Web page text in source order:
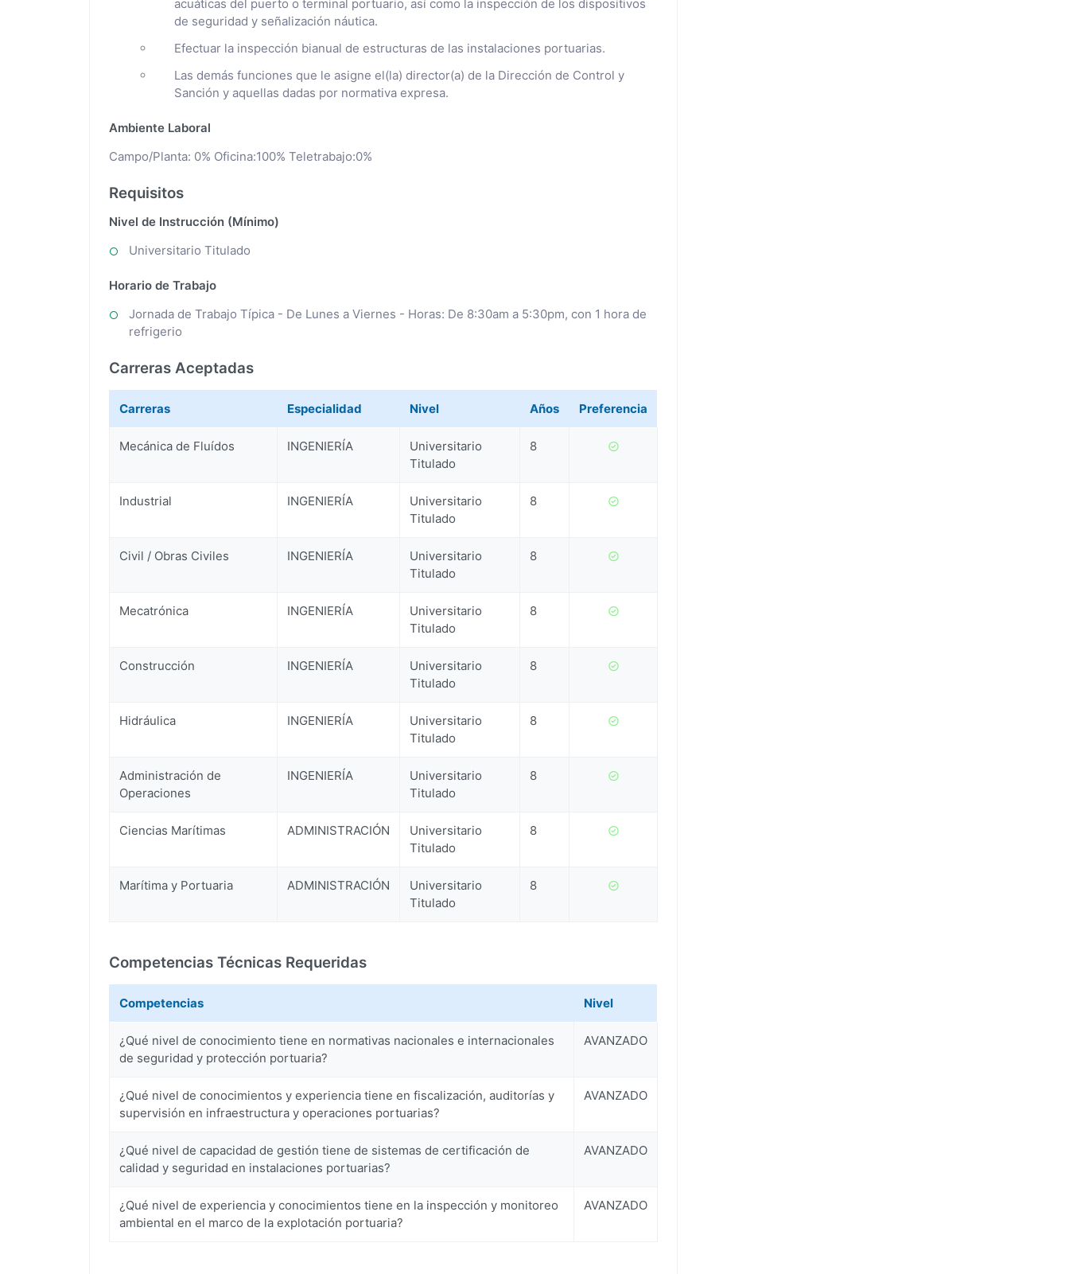
acuáticas del puerto o terminal portuario, así como la inspección de los dispositivos
de seguridad y señalización náutica.
Efectuar la inspección bianual de estructuras de las instalaciones portuarias.
Las demás funciones que le asigne el(la) director(a) de la Dirección de Control y
Sanción y aquellas dadas por normativa expresa.
Ambiente Laboral
Campo/Planta: 0% Oficina:100% Teletrabajo:0%
Requisitos
Nivel de Instrucción (Mínimo)
Universitario Titulado
Horario de Trabajo
Jornada de Trabajo Típica - De Lunes a Viernes - Horas: De 8:30am a 5:30pm, con 1 hora de
refrigerio
Carreras Aceptadas
Carreras Especialidad Nivel Años Preferencia
Mecánica de Fluídos INGENIERÍA
Universitario
Titulado
8
Industrial INGENIERÍA
Universitario
Titulado
8
Civil / Obras Civiles INGENIERÍA
Universitario
Titulado
8
Mecatrónica INGENIERÍA
Universitario
Titulado
8
Construcción INGENIERÍA
Universitario
Titulado
8
Hidráulica INGENIERÍA
Universitario
Titulado
8
Administración de
Operaciones
INGENIERÍA
Universitario
Titulado
8
Ciencias Marítimas ADMINISTRACIÓN
Universitario
Titulado
8
Marítima y Portuaria ADMINISTRACIÓN
Universitario
Titulado
8
Competencias Técnicas Requeridas
Competencias Nivel
¿Qué nivel de conocimiento tiene en normativas nacionales e internacionales
de seguridad y protección portuaria?
AVANZADO
¿Qué nivel de conocimientos y experiencia tiene en fiscalización, auditorías y
supervisión en infraestructura y operaciones portuarias?
AVANZADO
¿Qué nivel de capacidad de gestión tiene de sistemas de certificación de
calidad y seguridad en instalaciones portuarias?
AVANZADO
¿Qué nivel de experiencia y conocimientos tiene en la inspección y monitoreo
ambiental en el marco de la explotación portuaria?
AVANZADO